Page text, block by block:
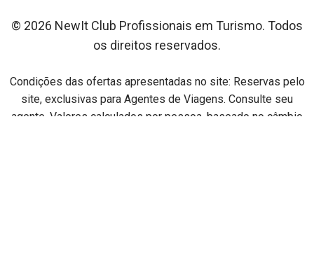
© 2026 NewIt Club Profissionais em Turismo. Todos
os direitos reservados.
Condições das ofertas apresentadas no site: Reservas pelo
site, exclusivas para Agentes de Viagens. Consulte seu
agente. Valores calculados por pessoa, baseado no câmbio